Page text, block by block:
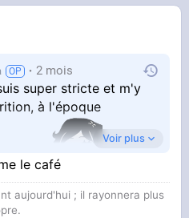
2 mois
super stricte et m'y
à l'époque
Voir plus
le café
aujourd'hui ; il rayonnera plus